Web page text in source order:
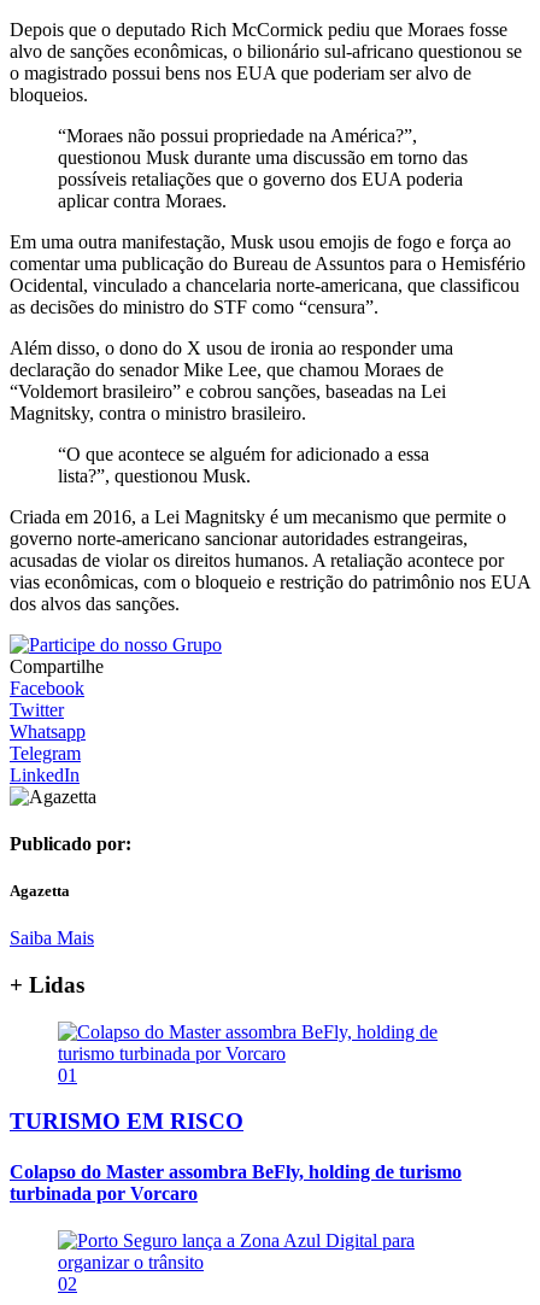
Depois que o deputado Rich McCormick pediu que Moraes fosse
alvo de sanções econômicas, o bilionário sul-africano questionou se
o magistrado possui bens nos EUA que poderiam ser alvo de
bloqueios.
“Moraes não possui propriedade na América?”,
questionou Musk durante uma discussão em torno das
possíveis retaliações que o governo dos EUA poderia
aplicar contra Moraes.
Em uma outra manifestação, Musk usou emojis de fogo e força ao
comentar uma publicação do Bureau de Assuntos para o Hemisfério
Ocidental, vinculado a chancelaria norte-americana, que classificou
as decisões do ministro do STF como “censura”.
Além disso, o dono do X usou de ironia ao responder uma
declaração do senador Mike Lee, que chamou Moraes de
“Voldemort brasileiro” e cobrou sanções, baseadas na Lei
Magnitsky, contra o ministro brasileiro.
“O que acontece se alguém for adicionado a essa
lista?”, questionou Musk.
Criada em 2016, a Lei Magnitsky é um mecanismo que permite o
governo norte-americano sancionar autoridades estrangeiras,
acusadas de violar os direitos humanos. A retaliação acontece por
vias econômicas, com o bloqueio e restrição do patrimônio nos EUA
dos alvos das sanções.
Compartilhe
Facebook
Twitter
Whatsapp
Telegram
LinkedIn
Publicado por:
Agazetta
Saiba Mais
+ Lidas
01
TURISMO EM RISCO
Colapso do Master assombra BeFly, holding de turismo
turbinada por Vorcaro
02